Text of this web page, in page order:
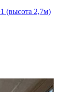
(высота 2,7м)